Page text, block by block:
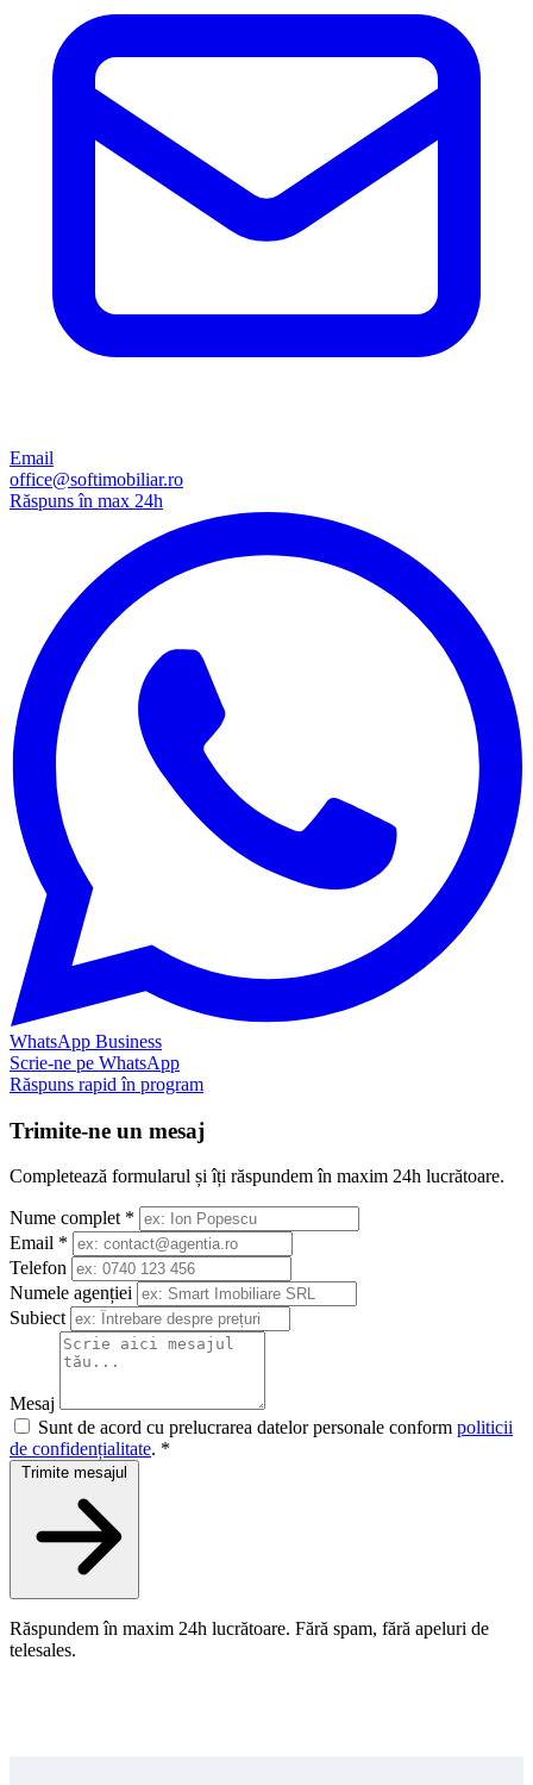
Email
office@softimobiliar.ro
Răspuns în max 24h
WhatsApp Business
Scrie-ne pe WhatsApp
Răspuns rapid în program
Trimite-ne un mesaj
Completează formularul și îți răspundem în maxim 24h lucrătoare.
Nume complet *
Email *
Telefon
Numele agenției
Subiect
Mesaj
Sunt de acord cu prelucrarea datelor personale conform politicii
de confidențialitate. *
Trimite mesajul
Răspundem în maxim 24h lucrătoare. Fără spam, fără apeluri de
telesales.